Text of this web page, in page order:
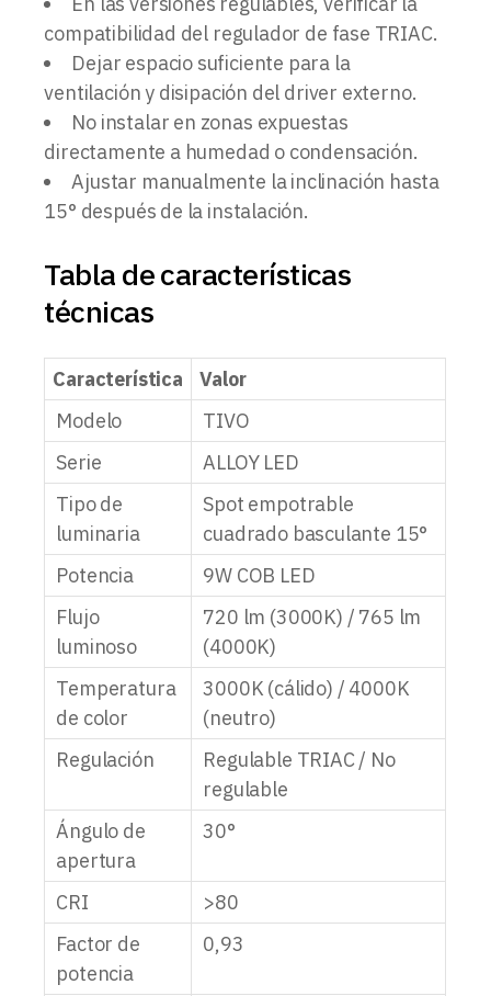
compatibilidad del regulador de fase TRIAC.
Dejar espacio suficiente para la
ventilación y disipación del driver externo.
No instalar en zonas expuestas
directamente a humedad o condensación.
Ajustar manualmente la inclinación hasta
15° después de la instalación.
Tabla de características
técnicas
Característica
Valor
Modelo
TIVO
Serie
ALLOY LED
Tipo de
luminaria
Spot empotrable
cuadrado basculante 15°
Potencia
9W COB LED
Flujo
luminoso
720 lm (3000K) / 765 lm
(4000K)
Temperatura
de color
3000K (cálido) / 4000K
(neutro)
Regulación
Regulable TRIAC / No
regulable
Ángulo de
apertura
30°
CRI
>80
Factor de
potencia
0,93